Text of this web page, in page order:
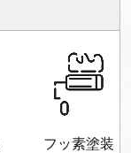
フッ素塗装